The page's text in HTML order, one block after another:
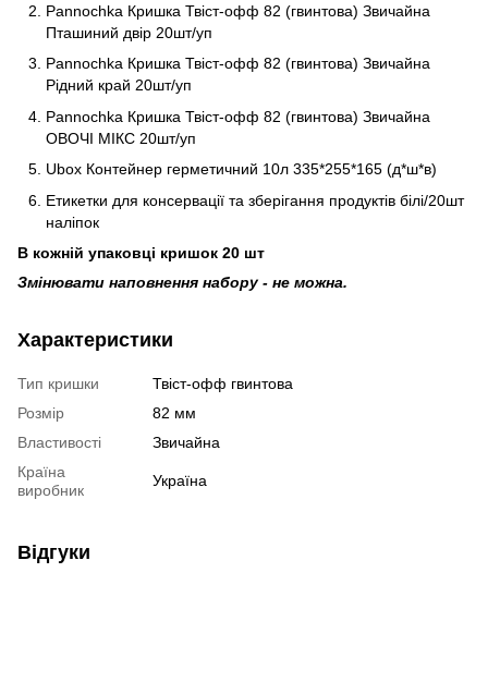
Pannochka Кришка Твіст-офф 82 (гвинтова) Звичайна
Пташиний двір 20шт/уп
Pannochka Кришка Твіст-офф 82 (гвинтова) Звичайна
Рідний край 20шт/уп
Pannochka Кришка Твіст-офф 82 (гвинтова) Звичайна
ОВОЧІ МІКС 20шт/уп
Ubox Контейнер герметичний 10л 335*255*165 (д*ш*в)
Етикетки для консервації та зберігання продуктів білі/20шт
наліпок
В кожній упаковці кришок 20 шт
Змінювати наповнення набору - не можна.
Характеристики
Тип кришки
Твіст-офф гвинтова
Розмір
82 мм
Властивості
Звичайна
Країна
виробник
Україна
Відгуки